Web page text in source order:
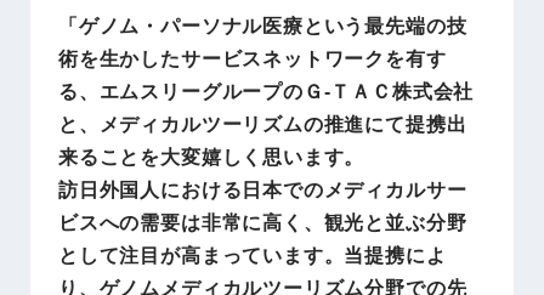
「ゲノム・パーソナル医療という最先端の技
術を生かしたサービスネットワークを有す
る、エムスリーグループのＧ-ＴＡＣ株式会社
と、メディカルツーリズムの推進にて提携出
来ることを大変嬉しく思います。
訪日外国人における日本でのメディカルサー
ビスへの需要は非常に高く、観光と並ぶ分野
として注目が高まっています。当提携によ
り、ゲノムメディカルツーリズム分野での先